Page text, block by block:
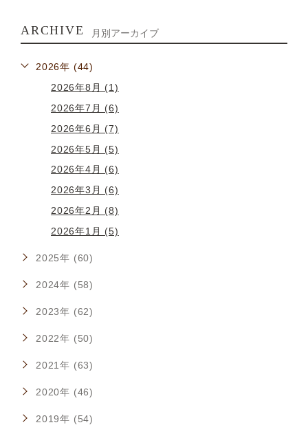
ARCHIVE 月別アーカイブ
2026年 (44)
2026年8月 (1)
2026年7月 (6)
2026年6月 (7)
2026年5月 (5)
2026年4月 (6)
2026年3月 (6)
2026年2月 (8)
2026年1月 (5)
2025年 (60)
2024年 (58)
2023年 (62)
2022年 (50)
2021年 (63)
2020年 (46)
2019年 (54)